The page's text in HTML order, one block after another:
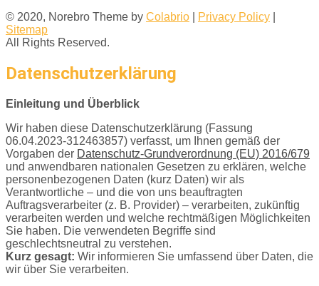
© 2020, Norebro Theme by Colabrio Privacy Policy
Sitemap
All Rights Reserved.
Datenschutzerklärung
Einleitung und Überblick
Wir haben diese Datenschutzerklärung (Fassung
06.04.2023-312463857) verfasst, um Ihnen gemäß der
Vorgaben der Datenschutz-Grundverordnung (EU) 2016/679
und anwendbaren nationalen Gesetzen zu erklären, welche
personenbezogenen Daten (kurz Daten) wir als
Verantwortliche – und die von uns beauftragten
Auftragsverarbeiter (z. B. Provider) – verarbeiten, zukünftig
verarbeiten werden und welche rechtmäßigen Möglichkeiten
Sie haben. Die verwendeten Begriffe sind
geschlechtsneutral zu verstehen.
Kurz gesagt: Wir informieren Sie umfassend über Daten, die
wir über Sie verarbeiten.